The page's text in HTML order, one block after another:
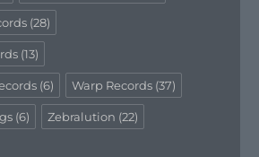
(28)
(13)
(6) Warp Records(37)
(6) Zebralution (22)